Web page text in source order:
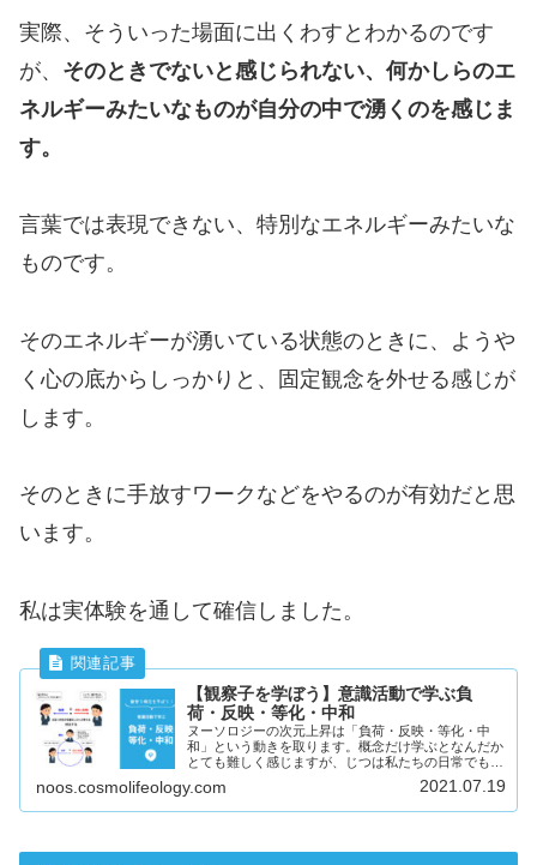
実際、そういった場面に出くわすとわかるのです
が、 そのときでないと感じられない、何かしらのエ
ネルギーみたいなものが自分の中で湧くのを感じま
す。
言葉では表現できない、特別なエネルギーみたいな
ものです。
そのエネルギーが湧いている状態のときに、ようや
く心の底からしっかりと、固定観念を外せる感じが
します。
そのときに手放すワークなどをやるのが有効だと思
います。
私は実体験を通して確信しました。
【観察子を学ぼう】意識活動で学ぶ負
荷・反映・等化・中和
ヌーソロジーの次元上昇は「負荷・反映・等化・中
和」という動きを取ります。概念だけ学ぶとなんだか
とても難しく感じますが、じつは私たちの日常でもこ
れはごく当たり前に起こっている現象です。今日も意
識活動に着目して、「負荷・反映・等化・中和」の概
念をわかりやすく解説してみたいと思います。
noos.cosmolifeology.com 2021.07.19